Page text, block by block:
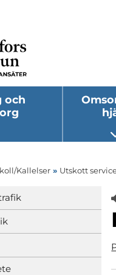
och
undermeny
Kallelser » Utskott